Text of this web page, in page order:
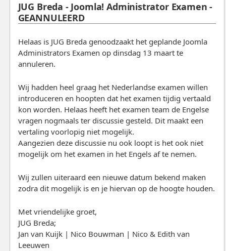
JUG Breda - Joomla! Administrator Examen -
GEANNULEERD
Helaas is JUG Breda genoodzaakt het geplande Joomla
Administrators Examen op dinsdag 13 maart te
annuleren.
Wij hadden heel graag het Nederlandse examen willen
introduceren en hoopten dat het examen tijdig vertaald
kon worden. Helaas heeft het examen team de Engelse
vragen nogmaals ter discussie gesteld. Dit maakt een
vertaling voorlopig niet mogelijk.
Aangezien deze discussie nu ook loopt is het ook niet
mogelijk om het examen in het Engels af te nemen.
Wij zullen uiteraard een nieuwe datum bekend maken
zodra dit mogelijk is en je hiervan op de hoogte houden.
Met vriendelijke groet,
JUG Breda;
Jan van Kuijk | Nico Bouwman | Nico & Edith van
Leeuwen